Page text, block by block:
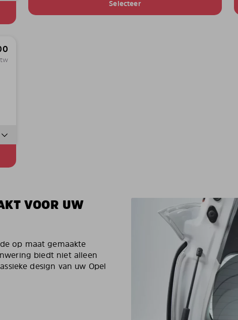
Selecteer
VOOR UW
op maat gemaakte
biedt niet alleen
design van uw Opel